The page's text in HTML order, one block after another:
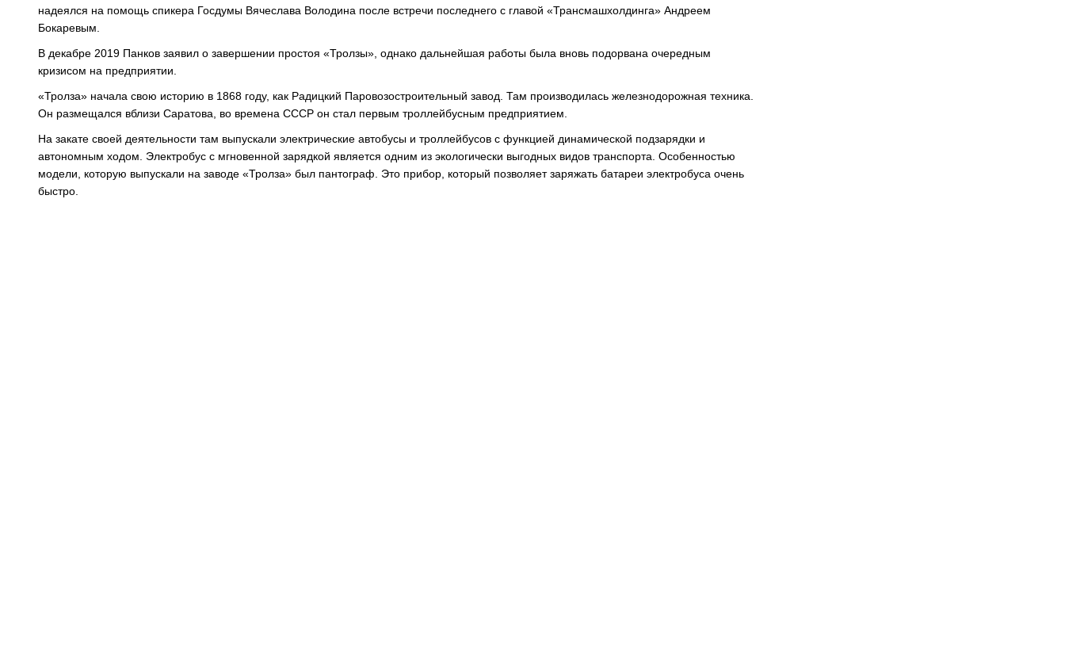
надеялся на помощь спикера Госдумы Вячеслава Володина после встречи последнего с главой «Трансмашхолдинга» Андреем
Бокаревым.
В декабре 2019 Панков заявил о завершении простоя «Тролзы», однако дальнейшая работы была вновь подорвана очередным
кризисом на предприятии.
«Тролза» начала свою историю в 1868 году, как Радицкий Паровозостроительный завод. Там производилась железнодорожная техника.
Он размещался вблизи Саратова, во времена СССР он стал первым троллейбусным предприятием.
На закате своей деятельности там выпускали электрические автобусы и троллейбусов с функцией динамической подзарядки и
автономным ходом. Электробус с мгновенной зарядкой является одним из экологически выгодных видов транспорта. Особенностью
модели, которую выпускали на заводе «Тролза» был пантограф. Это прибор, который позволяет заряжать батареи электробуса очень
быстро.